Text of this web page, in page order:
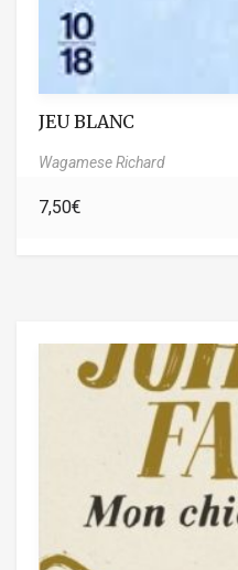
JEU BLANC
Wagamese Richard
7,50€